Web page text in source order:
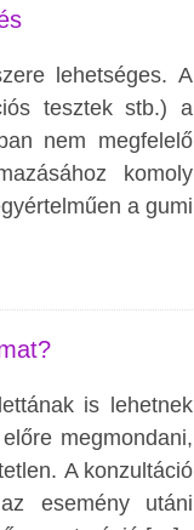
lehetséges. A
tesztek stb.) a
nem megfelelő
komoly
a gumi
is lehetnek
megmondani,
A konzultáció
esemény utáni